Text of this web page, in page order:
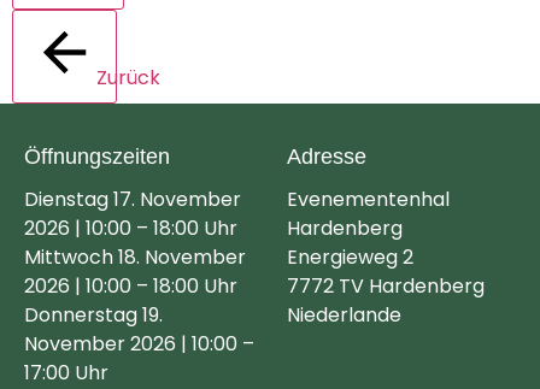
Zurück
Öffnungszeiten
Dienstag 17. November
2026 | 10:00 – 18:00 Uhr
Mittwoch 18. November
2026 | 10:00 – 18:00 Uhr
Donnerstag 19.
November 2026 | 10:00 –
17:00 Uhr
Adresse
Evenementenhal
Hardenberg
Energieweg 2
7772 TV Hardenberg
Niederlande